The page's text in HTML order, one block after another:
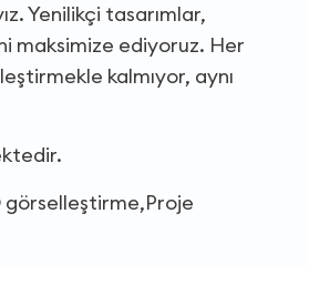
Yenilikçi tasarımlar,
maksimize ediyoruz. Her
kalmıyor, aynı
görselleştirme,Proje